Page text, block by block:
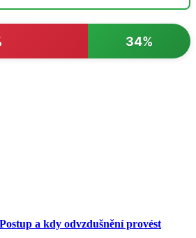
34%
a kdy odvzdušnění provést